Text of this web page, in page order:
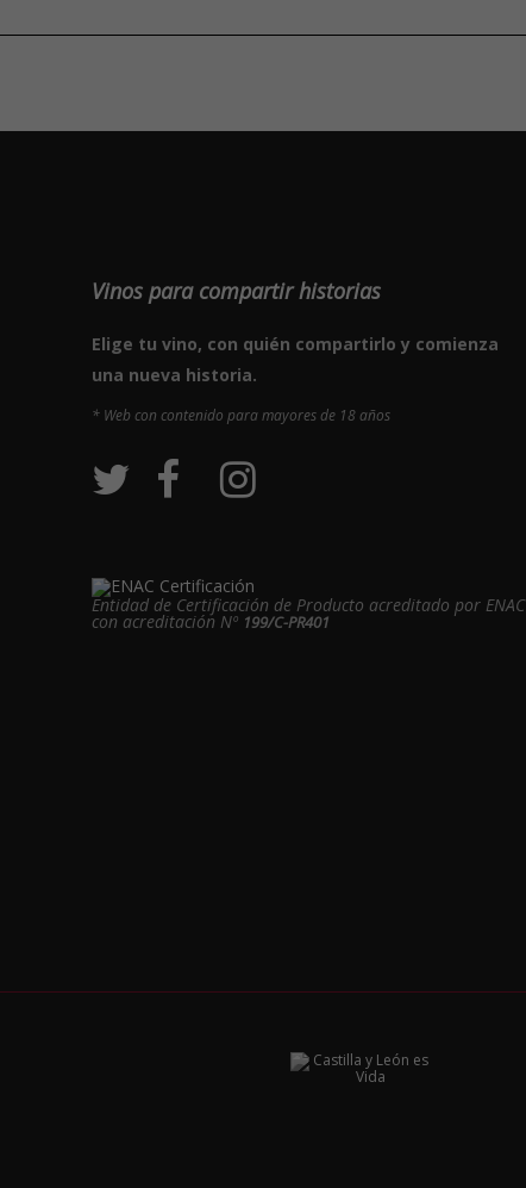
Vinos para compartir historias
Elige tu vino, con quién compartirlo y comienza
una nueva historia.
* Web con contenido para mayores de 18 años
Entidad de Certificación de Producto acreditado por ENAC
con acreditación Nº 199/C-PR401